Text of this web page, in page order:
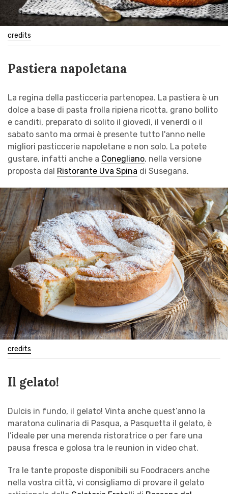
credits
Pastiera napoletana
La regina della pasticceria partenopea. La pastiera è un
dolce a base di pasta frolla ripiena ricotta, grano bollito
e canditi, preparato di solito il giovedì, il venerdì o il
sabato santo ma ormai è presente tutto l'anno nelle
migliori pasticcerie napoletane e non solo. La potete
gustare, infatti anche a Conegliano, nella versione
proposta dal Ristorante Uva Spina di Susegana.
credits
Il gelato!
Dulcis in fundo, il gelato! Vinta anche quest’anno la
maratona culinaria di Pasqua, a Pasquetta il gelato, è
l’ideale per una merenda ristoratrice o per fare una
pausa fresca e golosa tra le reunion in video chat.
Tra le tante proposte disponibili su Foodracers anche
nella vostra città, vi consigliamo di provare il gelato